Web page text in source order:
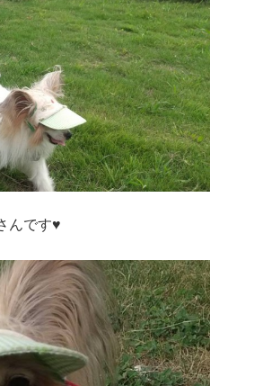
んです♥